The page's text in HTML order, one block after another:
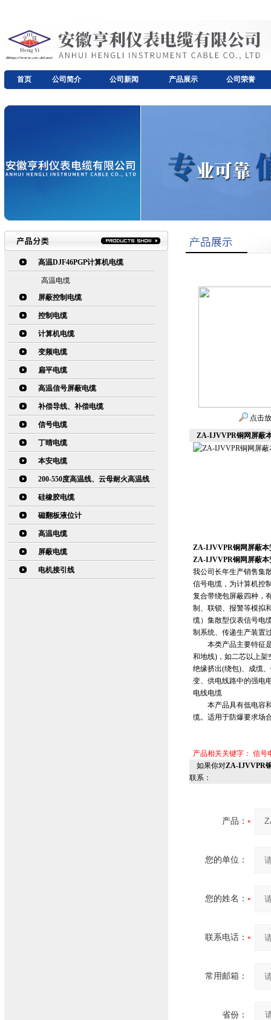
首页 公司简介 公司新闻 产品展示 公司荣誉
高温DJF46PGP计算机电缆
高温电缆
屏蔽控制电缆
控制电缆
计算机电缆
变频电缆
扁平电缆
高温信号屏蔽电缆
补偿导线、补偿电缆
信号电缆
丁晴电缆
本安电缆
200-550度高温线、云母耐火高温线
硅橡胶电缆
磁翻板液位计
高温电缆
屏蔽电缆
电机接引线
点击
ZA-IJVVPR铜网屏蔽
ZA-IJVVPR铜网屏蔽本
ZA-IJVVPR铜网屏蔽本
我公司长年生产销售集
信号电缆，为计算机控
复合带绕包屏蔽四种，
制、联锁、报警等模拟
缆）集散型仪表信号电
制系统、传递生产装置
本类产品主要特征是
和地线)，如二芯以上架
绝缘挤出(绕包)、成缆
变、供电线路中的强电
电线电缆
本产品具有低电容和
缆。适用于防爆要求场
产品相关关键字： 信号
如果你对ZA-IJVVPR
联系：
产品：
您的单位：
您的姓名：
联系电话：
常用邮箱：
省份：